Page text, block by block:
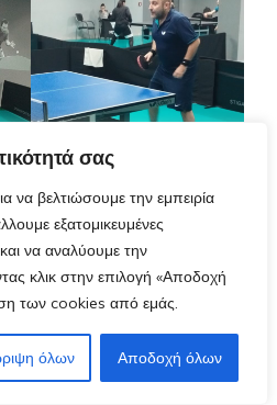
σας
να βελτιώσουμε την εμπειρία
εξατομικευμένες
να αναλύουμε την
κλικ στην επιλογή «Αποδοχή
των cookies από εμάς.
όλων Αποδοχή όλων